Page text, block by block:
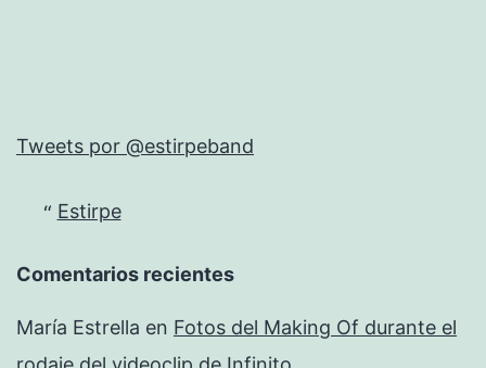
Tweets por @estirpeband
Estirpe
Comentarios recientes
María Estrella en Fotos del Making Of durante el